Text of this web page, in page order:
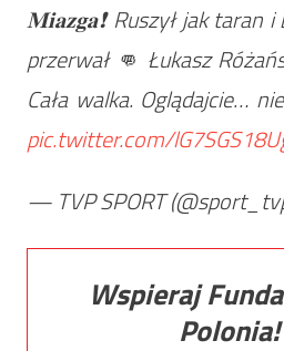
𝐌𝐢𝐚𝐳𝐠𝐚❗ Ruszył jak taran i
przerwał 👊 Łukasz
Cała walka. Oglądajcie…
pic.twitter.com/
— TVP SPORT
Wspieraj
Polonia!